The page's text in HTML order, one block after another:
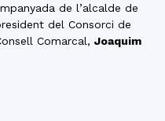
de l’alcalde de
del Consorci de
Comarcal, Joaquim